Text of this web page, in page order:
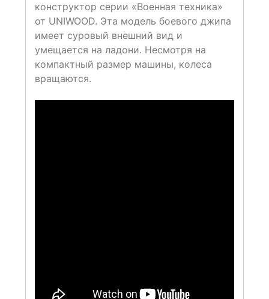
конструктор серии «Военная техника»
от UNIWOOD. Эта модель боевого джипа
имеет суровый внешний вид и
умещается на ладони. Несмотря на
компактный размер машины, колеса
вращаются.